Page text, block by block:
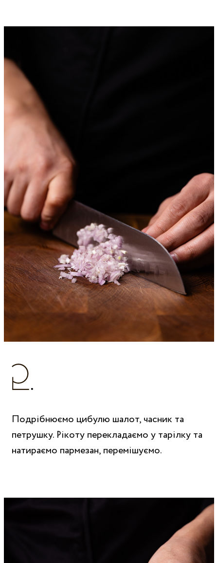
Подрібнюємо цибулю шалот, часник та
петрушку. Рікоту перекладаємо у тарілку та
натираємо пармезан, перемішуємо.